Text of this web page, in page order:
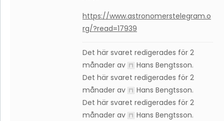
https://www.astronomerstelegram.o
rg/?read=17939
Det här svaret redigerades för 2
månader av
Hans Bengtsson.
Det här svaret redigerades för 2
månader av
Hans Bengtsson.
Det här svaret redigerades för 2
månader av
Hans Bengtsson.